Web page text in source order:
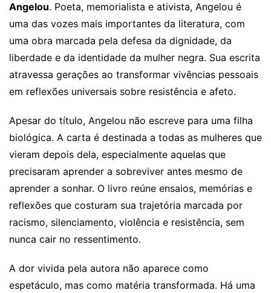
Angelou. Poeta, memorialista e ativista, Angelou é
uma das vozes mais importantes da literatura, com
uma obra marcada pela defesa da dignidade, da
liberdade e da identidade da mulher negra. Sua escrita
atravessa gerações ao transformar vivências pessoais
em reflexões universais sobre resistência e afeto.
Apesar do título, Angelou não escreve para uma filha
biológica. A carta é destinada a todas as mulheres que
vieram depois dela, especialmente aquelas que
precisaram aprender a sobreviver antes mesmo de
aprender a sonhar. O livro reúne ensaios, memórias e
reflexões que costuram sua trajetória marcada por
racismo, silenciamento, violência e resistência, sem
nunca cair no ressentimento.
A dor vivida pela autora não aparece como
espetáculo, mas como matéria transformada. Há uma